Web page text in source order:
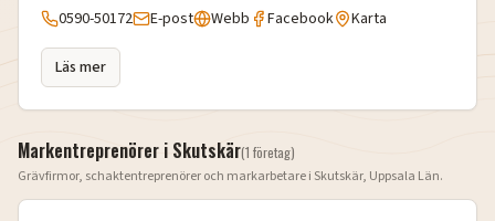
0590-50172 E-post Webb Facebook Karta
Läs mer
Markentreprenörer i Skutskär(1 företag)
Grävfirmor, schaktentreprenörer och markarbetare i Skutskär, Uppsala Län.